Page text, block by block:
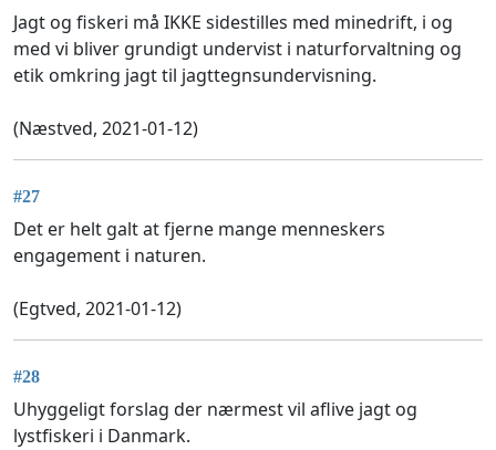
Jagt og fiskeri må IKKE sidestilles med minedrift, i og
med vi bliver grundigt undervist i naturforvaltning og
etik omkring jagt til jagttegnsundervisning.
(Næstved, 2021-01-12)
#27
Det er helt galt at fjerne mange menneskers
engagement i naturen.
(Egtved, 2021-01-12)
#28
Uhyggeligt forslag der nærmest vil aflive jagt og
lystfiskeri i Danmark.